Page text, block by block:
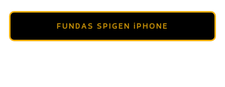
FUNDAS SPIGEN iPHONE